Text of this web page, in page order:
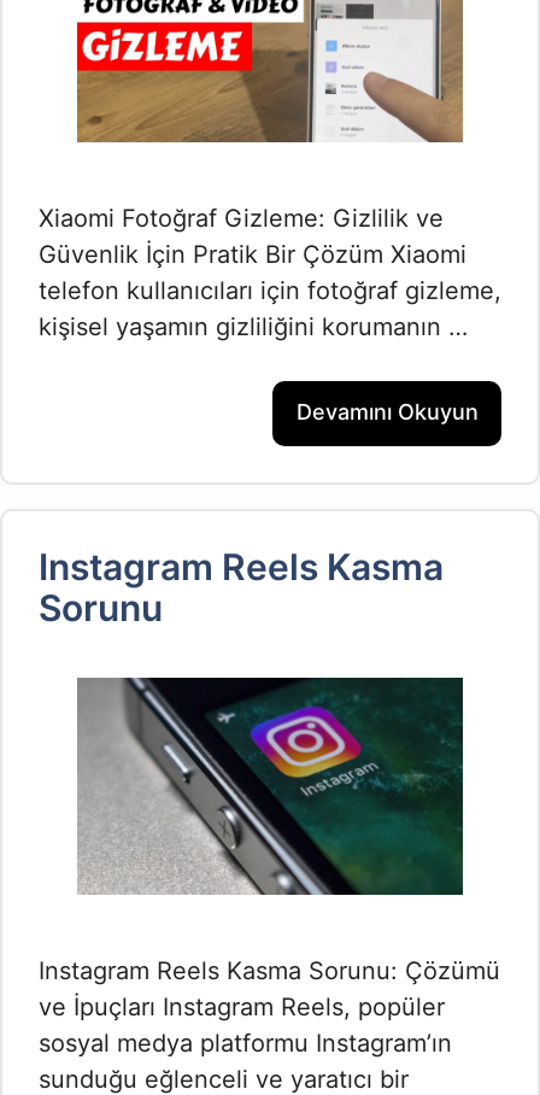
Xiaomi Fotoğraf Gizleme: Gizlilik ve
Güvenlik İçin Pratik Bir Çözüm Xiaomi
telefon kullanıcıları için fotoğraf gizleme,
kişisel yaşamın gizliliğini korumanın …
Devamını Okuyun
Instagram Reels Kasma
Sorunu
Instagram Reels Kasma Sorunu: Çözümü
ve İpuçları Instagram Reels, popüler
sosyal medya platformu Instagram’ın
sunduğu eğlenceli ve yaratıcı bir